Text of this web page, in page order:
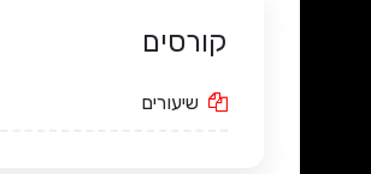
קורסים
שיעורים